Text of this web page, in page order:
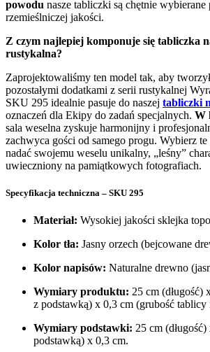
powodu nasze tabliczki są chętnie wybierane
rzemieślniczej jakości.
Z czym najlepiej komponuje się tabliczka
rustykalna?
Zaprojektowaliśmy ten model tak, aby
pozostałymi dodatkami z serii rustykalnej
SKU 295 idealnie pasuje do naszej tabliczki
oznaczeń dla Ekipy do zadań specjalnych. W
sala weselna zyskuje harmonijny i
zachwyca gości od samego progu. Wybierz
nadać swojemu weselu unikalny, „leśny”
uwieczniony na pamiątkowych fotografiach.
Specyfikacja techniczna – SKU 295
Materiał: Wysokiej jakości sklejka
Kolor tła: Jasny orzech (bejcowane
Kolor napisów: Naturalne drewno
Wymiary produktu: 25 cm (długość)
z podstawką) x 0,3 cm (grubość tablicy
Wymiary podstawki: 25 cm
podstawką) x 0,3 cm.